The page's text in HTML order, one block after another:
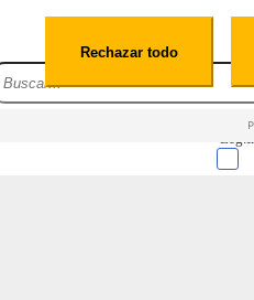
VIDAA HDR10
Rechazar todo